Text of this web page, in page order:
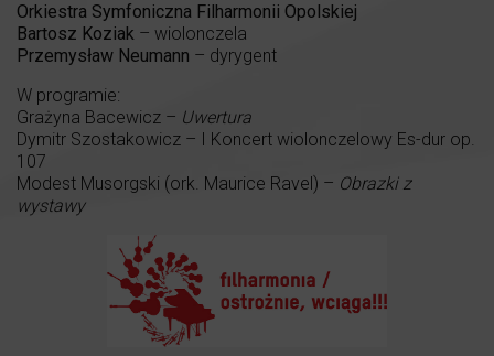
Orkiestra Symfoniczna Filharmonii Opolskiej
Bartosz Koziak – wiolonczela
Przemysław Neumann – dyrygent
W programie:
Grażyna Bacewicz – Uwertura
Dymitr Szostakowicz – I Koncert wiolonczelowy Es-dur op.
107
Modest Musorgski (ork. Maurice Ravel) – Obrazki z
wystawy